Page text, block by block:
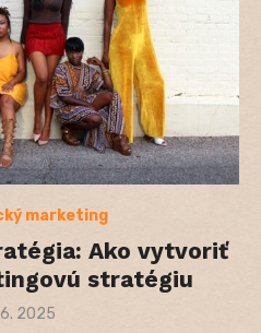
marketing
Ako vytvoriť
stratégiu
6. 2025